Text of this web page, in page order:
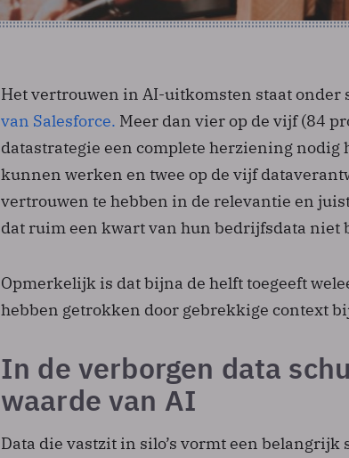
Het vertrouwen in AI-uitkomsten staat
van Salesforce. Meer dan vier op de vijf (84
datastrategie een complete herziening nodig
kunnen werken en twee op de vijf
vertrouwen te hebben in de relevantie en
dat ruim een kwart van hun bedrijfsdata niet
Opmerkelijk is dat bijna de helft toegeeft
hebben getrokken door gebrekkige context
In de verborgen data
waarde van AI
Data die vastzit in silo’s vormt een